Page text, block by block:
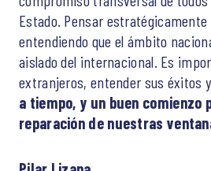
Estado. Pensar
entendiendo que el ámbito
aislado del internacional. Es
extranjeros, entender sus éxitos
a tiempo, y un buen comienzo
reparación de nuestras